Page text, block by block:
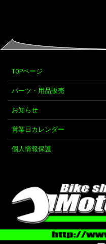
TOPページ
パーツ・用品販売
お知らせ
営業日カレンダー
個人情報保護